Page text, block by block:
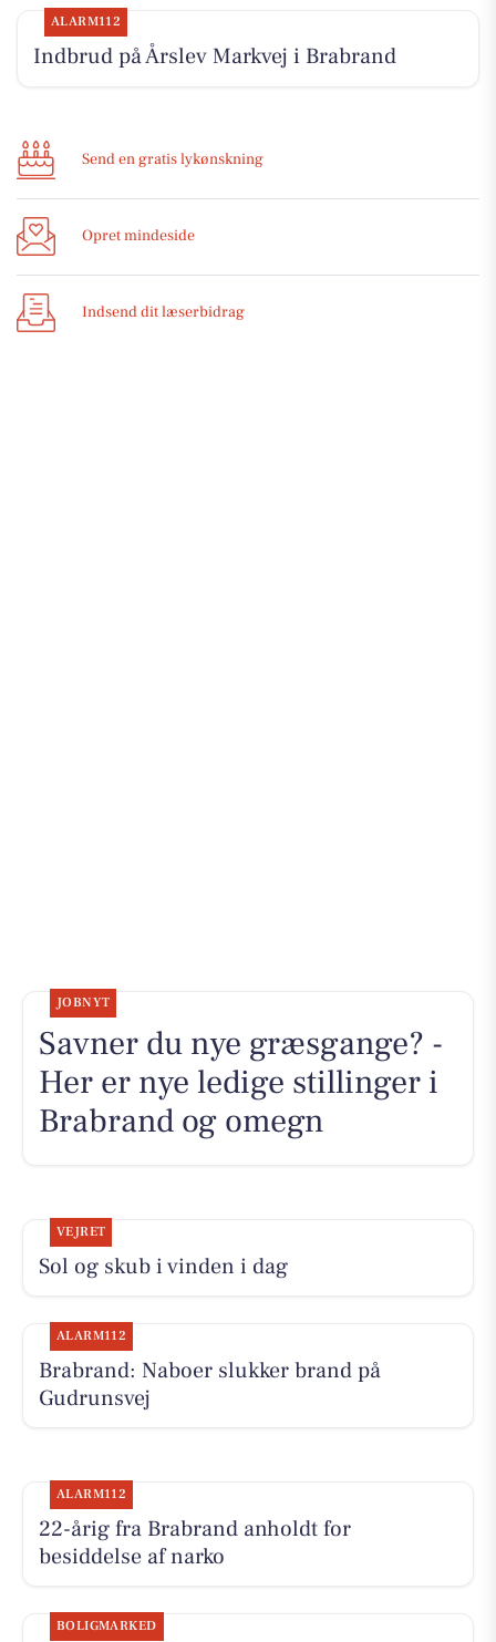
ALARM112
Indbrud på Årslev Markvej i Brabrand
Send en gratis lykønskning
Opret mindeside
Indsend dit læserbidrag
JOBNYT
Savner du nye græsgange? -
Her er nye ledige stillinger i
Brabrand og omegn
VEJRET
Sol og skub i vinden i dag
ALARM112
Brabrand: Naboer slukker brand på
Gudrunsvej
ALARM112
22-årig fra Brabrand anholdt for
besiddelse af narko
BOLIGMARKED